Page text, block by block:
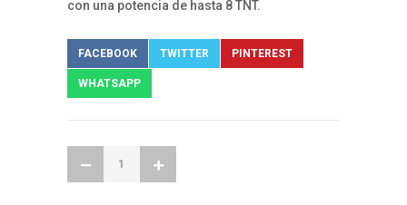
con una potencia de hasta 8 TNT.
FACEBOOK TWITTER PINTEREST
WHATSAPP